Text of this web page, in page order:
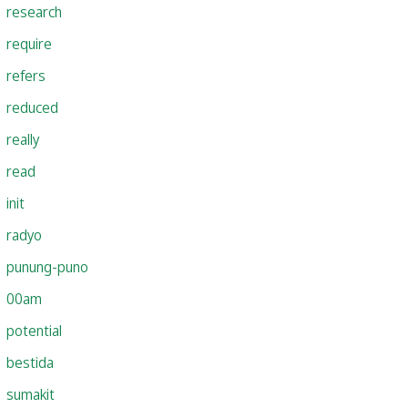
research
require
refers
reduced
really
read
init
radyo
punung-puno
00am
potential
bestida
sumakit